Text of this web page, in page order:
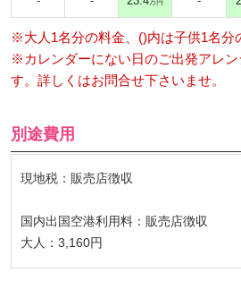
※大人1名分の料金、()内は子供1名分
※カレンダーにない日のご出発アレン
す。詳しくはお問合せ下さいませ。
別途費用
現地税：販売店徴収
国内出国空港利用料：販売店徴収
大人：3,160円